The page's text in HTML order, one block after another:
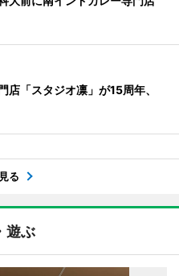
店「スタジオ凛」が15周年、
る
遊ぶ